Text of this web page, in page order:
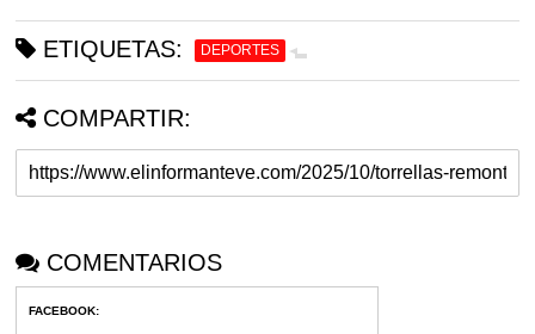
ETIQUETAS: DEPORTES
COMPARTIR:
COMENTARIOS
FACEBOOK: